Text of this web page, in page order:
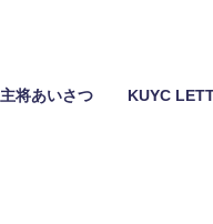
主将あいさつ KUYC